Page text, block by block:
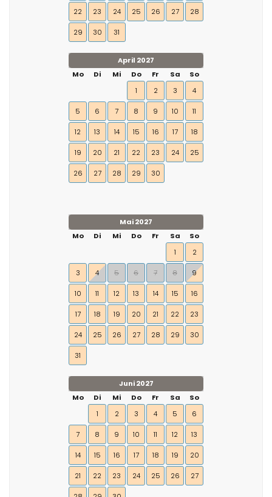
22 23 24 25 26 27 28
29 30 31
April 2027
Mo
Di Mi Do Fr Sa
So
1
2 3 4
5 6 7 8 9 10 11
12 13 14 15 16 17 18
19 20 21 22 23 24 25
26 27 28 29 30
Mai 2027
Mo
Di Mi Do Fr Sa
So
1
2
3 4 5 6 7 8 9
10 11 12 13 14 15 16
17 18 19 20 21 22 23
24 25 26 27 28 29 30
31
Juni 2027
Mo
Di Mi Do Fr Sa
So
1
2 3 4 5 6
7 8 9 10 11 12 13
14 15 16 17 18 19 20
21 22 23 24 25 26 27